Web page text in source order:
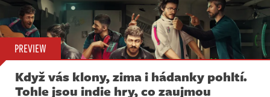
PREVIEW
Když vás klony, zima i hádanky pohltí.
Tohle jsou indie hry, co zaujmou